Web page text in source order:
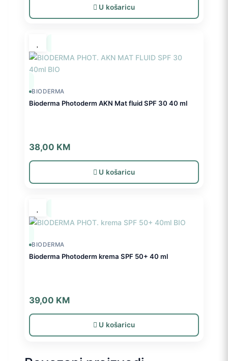
U košaricu
BIODERMA
Bioderma Photoderm AKN Mat fluid SPF 30 40 ml
38,00 KM
U košaricu
BIODERMA
Bioderma Photoderm krema SPF 50+ 40 ml
39,00 KM
U košaricu